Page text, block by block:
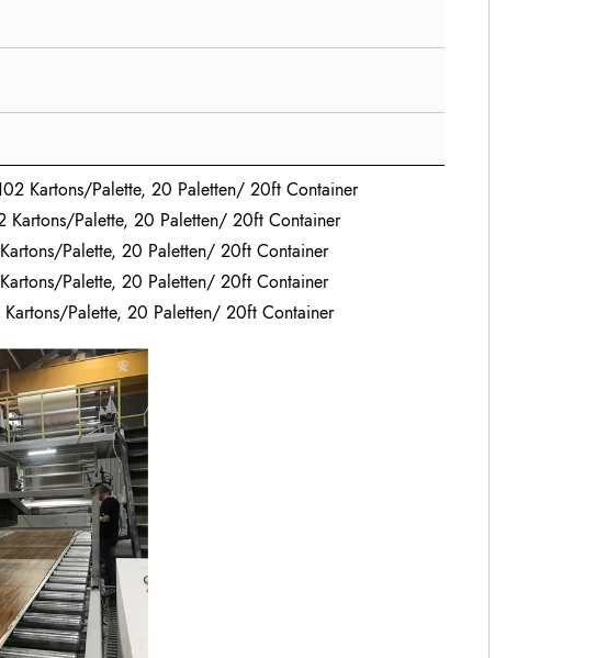
Kartons/Palette, 20 Paletten/ 20ft Container
Kartons/Palette, 20 Paletten/ 20ft Container
Palette, 20 Paletten/ 20ft Container
Palette, 20 Paletten/ 20ft Container
Palette, 20 Paletten/ 20ft Container